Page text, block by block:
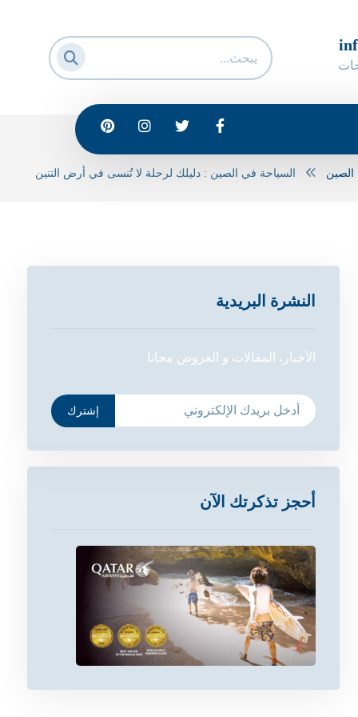
الصين السياحة في الصين : دليلك لرحلة لا تُنسى في أرض التنين
النشرة البريدية
الأخبار، المقالات و العروض مجانا
إشترك
أحجز تذكرتك الآن